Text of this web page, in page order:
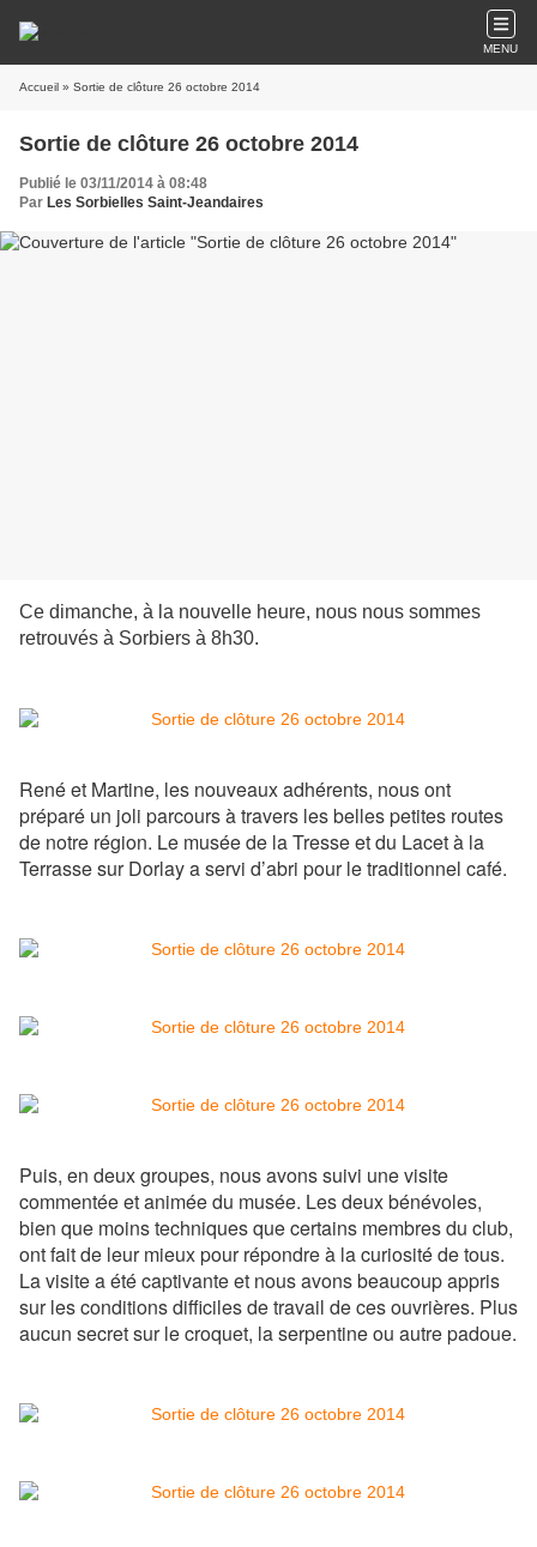
MENU
Accueil » Sortie de clôture 26 octobre 2014
Sortie de clôture 26 octobre 2014
Publié le 03/11/2014 à 08:48
Par Les Sorbielles Saint-Jeandaires
Ce dimanche, à la nouvelle heure, nous nous sommes
retrouvés à Sorbiers à 8h30.
René et Martine, les nouveaux adhérents, nous ont
préparé un joli parcours à travers les belles petites routes
de notre région. Le musée de la Tresse et du Lacet à la
Terrasse sur Dorlay a servi d’abri pour le traditionnel café.
Puis, en deux groupes, nous avons suivi une visite
commentée et animée du musée. Les deux bénévoles,
bien que moins techniques que certains membres du club,
ont fait de leur mieux pour répondre à la curiosité de tous.
La visite a été captivante et nous avons beaucoup appris
sur les conditions difficiles de travail de ces ouvrières. Plus
aucun secret sur le croquet, la serpentine ou autre padoue.